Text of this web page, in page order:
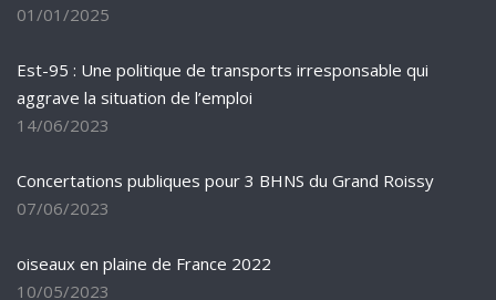
01/01/2025
Est-95 : Une politique de transports irresponsable qui
aggrave la situation de l’emploi
14/06/2023
Concertations publiques pour 3 BHNS du Grand Roissy
07/06/2023
oiseaux en plaine de France 2022
10/05/2023